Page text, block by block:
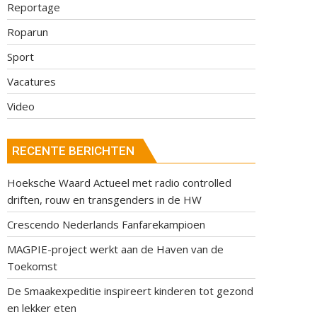
Reportage
Roparun
Sport
Vacatures
Video
RECENTE BERICHTEN
Hoeksche Waard Actueel met radio controlled
driften, rouw en transgenders in de HW
Crescendo Nederlands Fanfarekampioen
MAGPIE-project werkt aan de Haven van de
Toekomst
De Smaakexpeditie inspireert kinderen tot gezond
en lekker eten